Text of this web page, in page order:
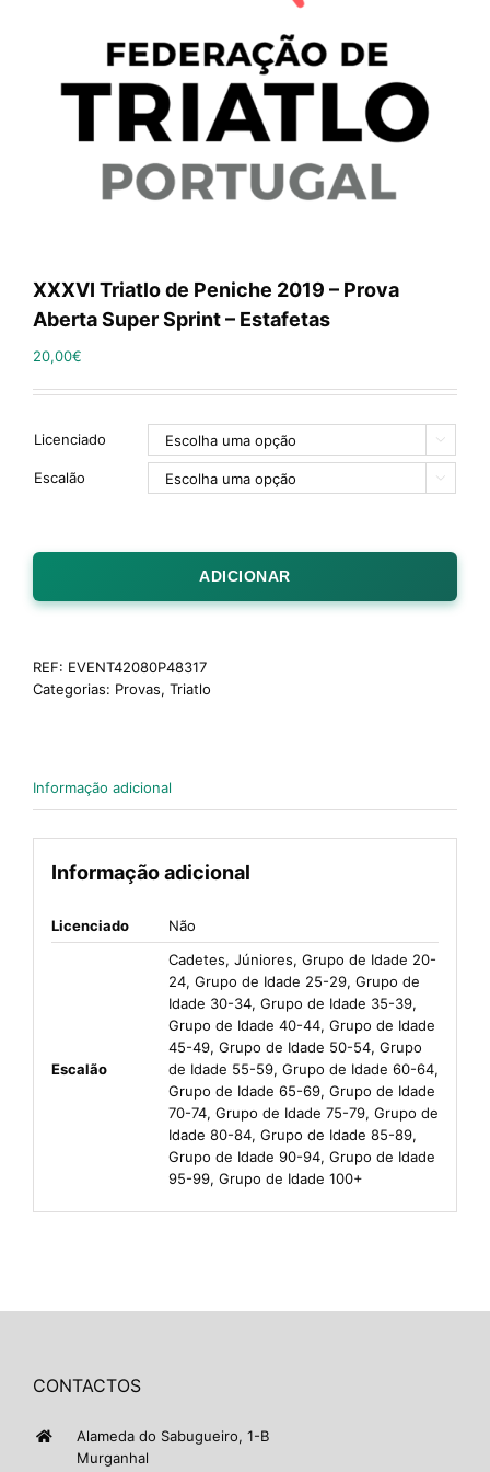
XXXVI Triatlo de Peniche 2019 – Prova
Aberta Super Sprint – Estafetas
20,00€
Licenciado 
Escalão 
ADICIONAR
REF: EVENT42080P48317
Categorias: Provas, Triatlo
Informação adicional
Informação adicional
Licenciado Não
Escalão
Cadetes, Júniores, Grupo de Idade 20-
24, Grupo de Idade 25-29, Grupo de
Idade 30-34, Grupo de Idade 35-39,
Grupo de Idade 40-44, Grupo de Idade
45-49, Grupo de Idade 50-54, Grupo
de Idade 55-59, Grupo de Idade 60-64,
Grupo de Idade 65-69, Grupo de Idade
70-74, Grupo de Idade 75-79, Grupo de
Idade 80-84, Grupo de Idade 85-89,
Grupo de Idade 90-94, Grupo de Idade
95-99, Grupo de Idade 100+
CONTACTOS
Alameda do Sabugueiro, 1-B
Murganhal